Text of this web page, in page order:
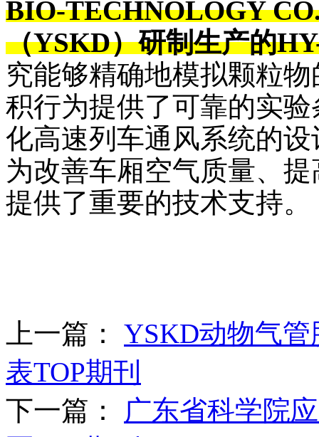
BIO-TECHNOLOGY
（YSKD）研制生产的
究能够精确地模拟颗粒
积行为提供了可靠的实
化高速列车通风系统的
为改善车厢空气质量、
提供了重要的技术支持。
上一篇： YSKD动物气
表TOP期刊
下一篇： 广东省科学院